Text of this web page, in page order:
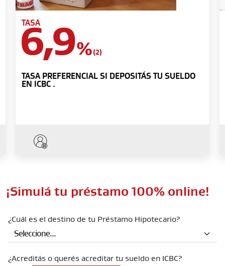
TASA
6,9% (2)
TASA PREFERENCIAL SI DEPOSITÁS TU SUELDO
EN ICBC .
¡Simulá tu préstamo 100% online!
¿Cuál es el destino de tu Préstamo Hipotecario?
¿Acreditás o querés acreditar tu sueldo en ICBC?